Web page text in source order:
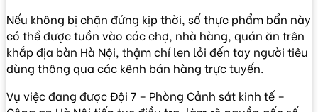
Nếu không bị chặn đứng kịp thời, số thực phẩm bẩn này
có thể được tuồn vào các chợ, nhà hàng, quán ăn trên
khắp địa bàn Hà Nội, thậm chí len lỏi đến tay người tiêu
dùng thông qua các kênh bán hàng trực tuyến.
Vụ việc đang được Đội 7 – Phòng Cảnh sát kinh tế –